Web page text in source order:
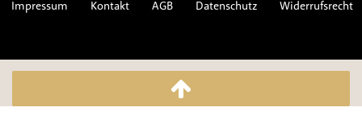
Impressum Kontakt AGB Datenschutz Widerrufsrecht